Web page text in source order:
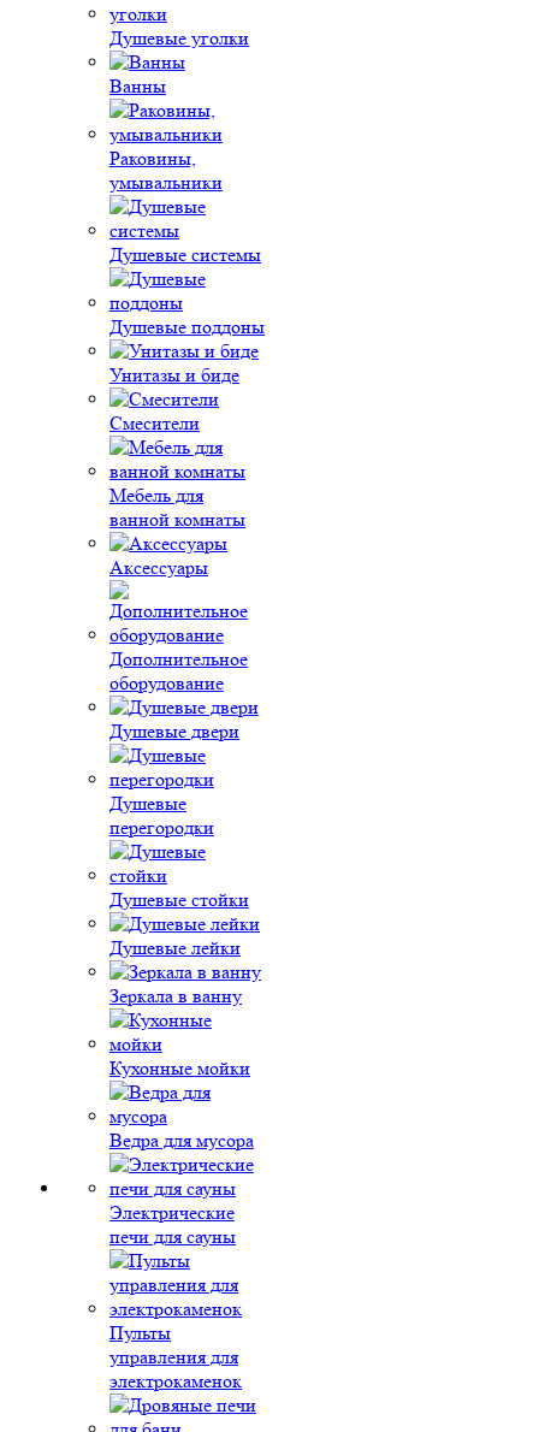
Душевые уголки
Ванны
Раковины,
умывальники
Душевые системы
Душевые поддоны
Унитазы и биде
Смесители
Мебель для
ванной комнаты
Аксессуары
Дополнительное
оборудование
Душевые двери
Душевые
перегородки
Душевые стойки
Душевые лейки
Зеркала в ванну
Кухонные мойки
Ведра для мусора
Электрические
печи для сауны
Пульты
управления для
электрокаменок